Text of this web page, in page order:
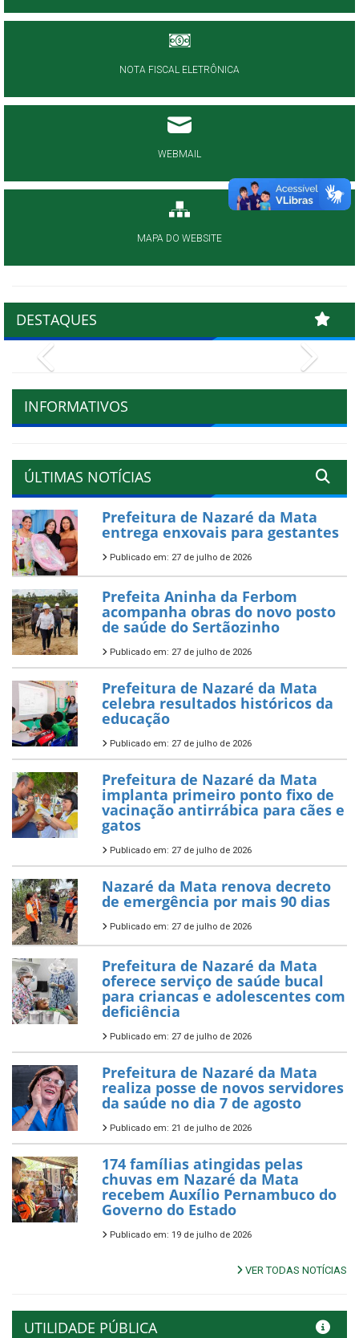
NOTA FISCAL ELETRÔNICA
WEBMAIL
MAPA DO WEBSITE
DESTAQUES
INFORMATIVOS
ÚLTIMAS NOTÍCIAS
Prefeitura de Nazaré da Mata
entrega enxovais para gestantes
Publicado em: 27 de julho de 2026
Prefeita Aninha da Ferbom
acompanha obras do novo posto
de saúde do Sertãozinho
Publicado em: 27 de julho de 2026
Prefeitura de Nazaré da Mata
celebra resultados históricos da
educação
Publicado em: 27 de julho de 2026
Prefeitura de Nazaré da Mata
implanta primeiro ponto fixo de
vacinação antirrábica para cães e
gatos
Publicado em: 27 de julho de 2026
Nazaré da Mata renova decreto
de emergência por mais 90 dias
Publicado em: 27 de julho de 2026
Prefeitura de Nazaré da Mata
oferece serviço de saúde bucal
para criancas e adolescentes com
deficiência
Publicado em: 27 de julho de 2026
Prefeitura de Nazaré da Mata
realiza posse de novos servidores
da saúde no dia 7 de agosto
Publicado em: 21 de julho de 2026
174 famílias atingidas pelas
chuvas em Nazaré da Mata
recebem Auxílio Pernambuco do
Governo do Estado
Publicado em: 19 de julho de 2026
VER TODAS NOTÍCIAS
UTILIDADE PÚBLICA